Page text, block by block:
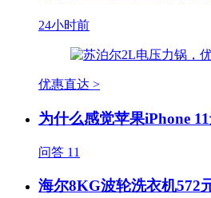
24小时前
优惠直达 >
为什么感觉苹果iPhone
问答 11
海尔8KG波轮洗衣机572